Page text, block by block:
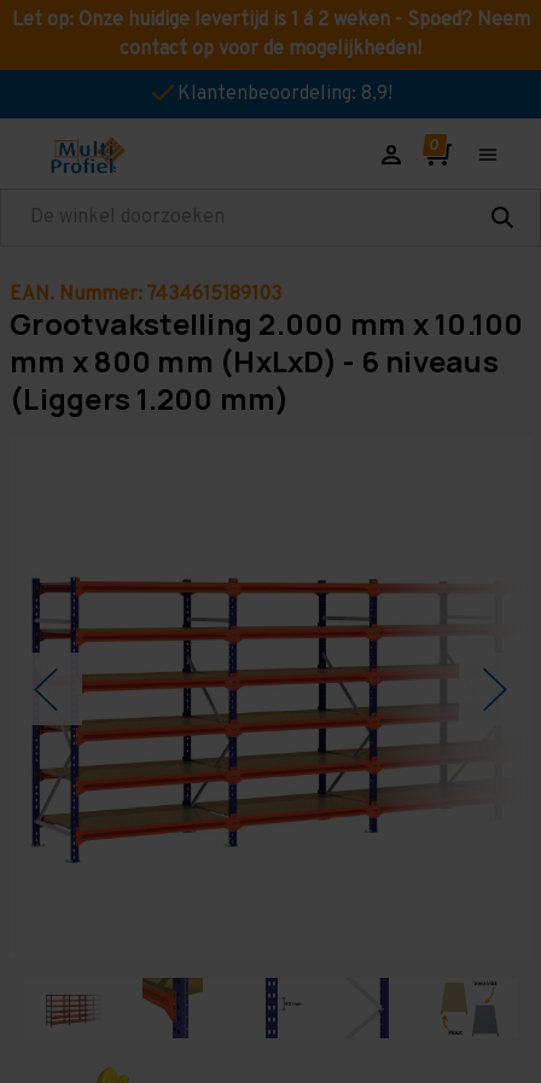
Let op: Onze huidige levertijd is 1 á 2 weken - Spoed? Neem
contact op voor de mogelijkheden!
Klantenbeoordeling: 8,9!
Zoeken
EAN. Nummer: 7434615189103
Grootvakstelling 2.000 mm x 10.100
mm x 800 mm (HxLxD) - 6 niveaus
(Liggers 1.200 mm)